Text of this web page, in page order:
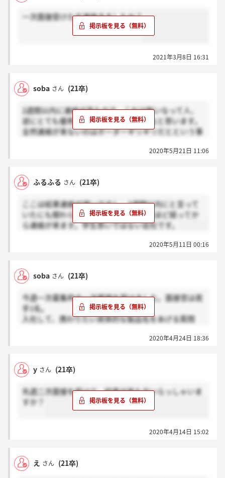
一次面接受けた方連絡きましたか？
2021年3月8日 16:31
soba さん (21卒)
2週間以内に連絡が来たので、これは無いなって人、
逆にとても優秀な人は結果が早いのかなと思います。
全然連絡が来ないのはボーダーギリギリだとという事
2020年5月21日 11:06
ふるふる さん (21卒)
ここは結果連絡が遅いですし、2週間以内にと言って
いたにも関わらず説明がないまま1ヶ月ほど経ってか
ら連絡が来ます。学生思いではない会社です。
2020年5月11日 00:16
soba さん (21卒)
今週一次募集枠の一次面接を受けました。面接官は若
手1名。
入社して、携わりたい具体的な製品名をあげる質問
2020年4月24日 18:36
y さん (21卒)
先週二次面接を受けて、結果が来た方いらっしゃいま
すか？
2020年4月14日 15:02
え さん (21卒)